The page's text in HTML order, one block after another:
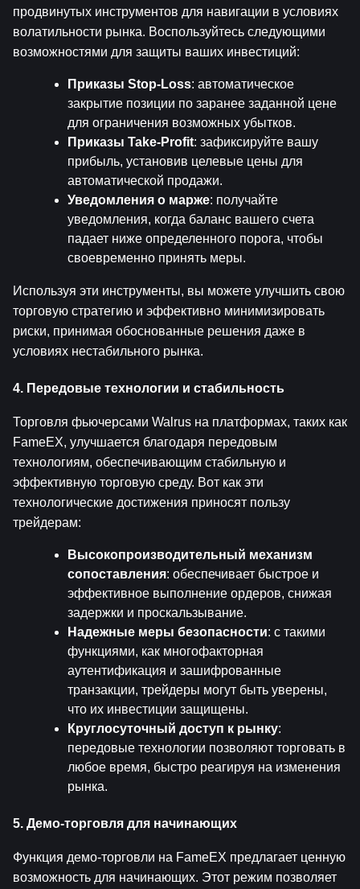
продвинутых инструментов для навигации в условиях
волатильности рынка. Воспользуйтесь следующими
возможностями для защиты ваших инвестиций:
Приказы Stop-Loss: автоматическое
закрытие позиции по заранее заданной цене
для ограничения возможных убытков.
Приказы Take-Profit: зафиксируйте вашу
прибыль, установив целевые цены для
автоматической продажи.
Уведомления о марже: получайте
уведомления, когда баланс вашего счета
падает ниже определенного порога, чтобы
своевременно принять меры.
Используя эти инструменты, вы можете улучшить свою
торговую стратегию и эффективно минимизировать
риски, принимая обоснованные решения даже в
условиях нестабильного рынка.
4. Передовые технологии и стабильность
Торговля фьючерсами Walrus на платформах, таких как
FameEX, улучшается благодаря передовым
технологиям, обеспечивающим стабильную и
эффективную торговую среду. Вот как эти
технологические достижения приносят пользу
трейдерам:
Высокопроизводительный механизм
сопоставления: обеспечивает быстрое и
эффективное выполнение ордеров, снижая
задержки и проскальзывание.
Надежные меры безопасности: с такими
функциями, как многофакторная
аутентификация и зашифрованные
транзакции, трейдеры могут быть уверены,
что их инвестиции защищены.
Круглосуточный доступ к рынку:
передовые технологии позволяют торговать в
любое время, быстро реагируя на изменения
рынка.
5. Демо-торговля для начинающих
Функция демо-торговли на FameEX предлагает ценную
возможность для начинающих. Этот режим позволяет